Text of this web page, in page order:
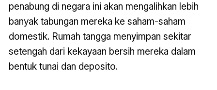
penabung di negara ini akan mengalihkan lebih
banyak tabungan mereka ke saham-saham
domestik. Rumah tangga menyimpan sekitar
setengah dari kekayaan bersih mereka dalam
bentuk tunai dan deposito.